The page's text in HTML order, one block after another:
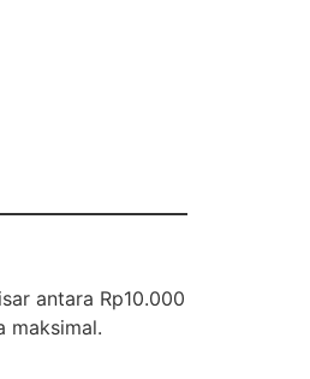
antara Rp10.000
maksimal.